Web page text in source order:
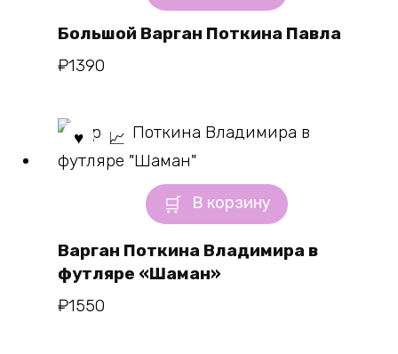
Большой Варган Поткина Павла
₽1390
В корзину
Варган Поткина Владимира в
футляре «Шаман»
₽1550